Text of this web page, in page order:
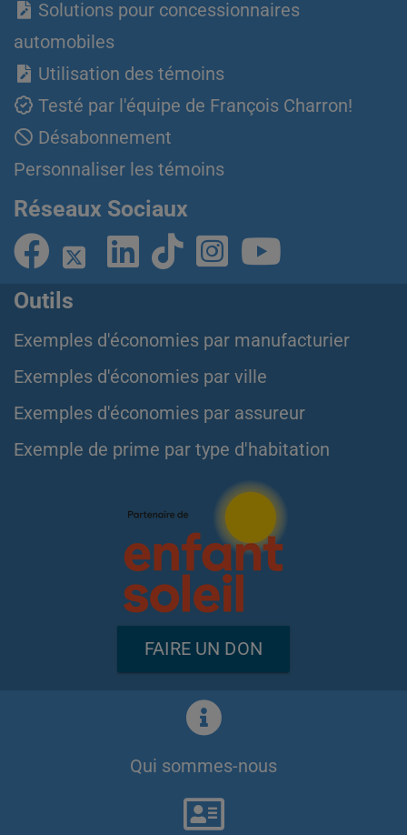
Solutions pour concessionnaires
automobiles
Utilisation des témoins
Testé par l'équipe de François Charron!
Désabonnement
Personnaliser les témoins
Réseaux Sociaux
Outils
Exemples d'économies par manufacturier
Exemples d'économies par ville
Exemples d'économies par assureur
Exemple de prime par type d'habitation
FAIRE UN DON
Qui sommes-nous